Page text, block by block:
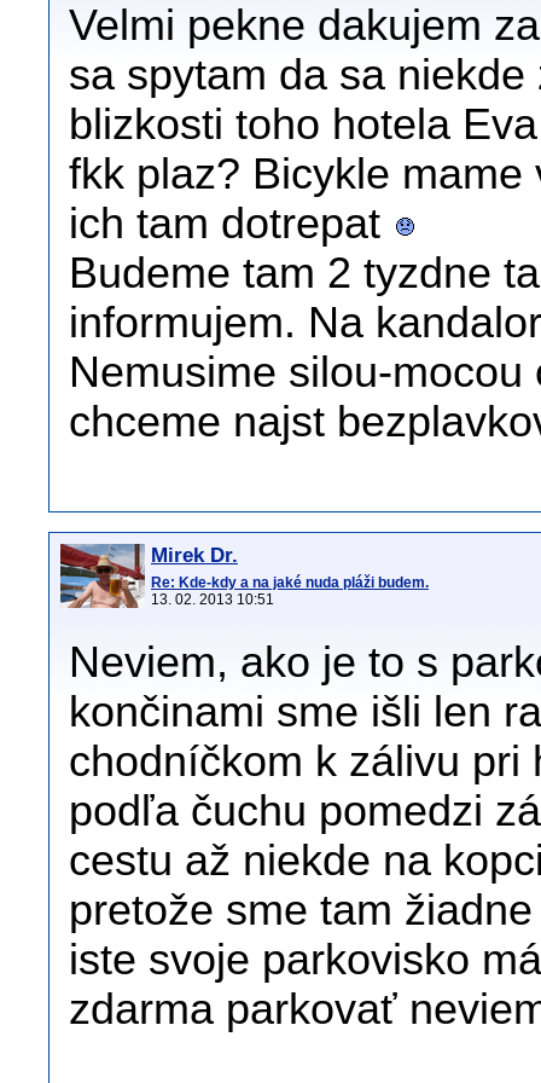
Velmi pekne dakujem
sa spytam da sa
blizkosti toho hotela
fkk plaz? Bicykle
ich tam dotrepat
Budeme tam 2 tyzdne
informujem. Na
Nemusime silou-
chceme najst
Mirek Dr.
Re: Kde-kdy a na jaké nuda pláži budem.
13. 02. 2013 10:51
Neviem, ako je to s
končinami sme išli len
chodníčkom k zálivu pri
podľa čuchu pomedzi
cestu až niekde na
pretože sme tam
iste svoje parkovisko
zdarma parkovať